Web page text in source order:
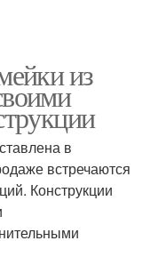
из
в
встречаются
Конструкции